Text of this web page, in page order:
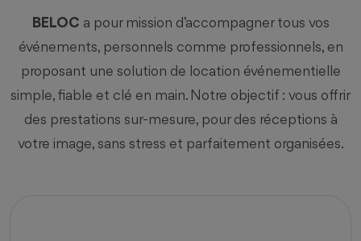
BELOC a pour mission d’accompagner tous vos
événements, personnels comme professionnels, en
proposant une solution de location événementielle
simple, fiable et clé en main. Notre objectif : vous offrir
des prestations sur-mesure, pour des réceptions à
votre image, sans stress et parfaitement organisées.